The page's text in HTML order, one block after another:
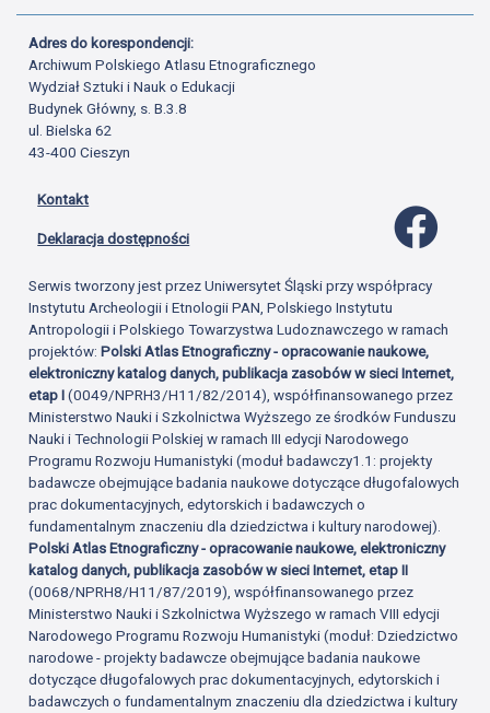
Adres do korespondencji:
Archiwum Polskiego Atlasu Etnograficznego
Wydział Sztuki i Nauk o Edukacji
Budynek Główny, s. B.3.8
ul. Bielska 62
43-400 Cieszyn
Kontakt
Deklaracja dostępności
Serwis tworzony jest przez Uniwersytet Śląski przy współpracy
Instytutu Archeologii i Etnologii PAN, Polskiego Instytutu
Antropologii i Polskiego Towarzystwa Ludoznawczego w ramach
projektów:Polski Atlas Etnograficzny - opracowanie naukowe,
elektroniczny katalog danych, publikacja zasobów w sieci Internet,
etap I(0049/NPRH3/H11/82/2014), współfinansowanego przez
Ministerstwo Nauki i Szkolnictwa Wyższego ze środków Funduszu
Nauki i Technologii Polskiej w ramach III edycji Narodowego
Programu Rozwoju Humanistyki (moduł badawczy1.1: projekty
badawcze obejmujące badania naukowe dotyczące długofalowych
prac dokumentacyjnych, edytorskich i badawczych o
fundamentalnym znaczeniu dla dziedzictwa i kultury narodowej).
Polski Atlas Etnograficzny - opracowanie naukowe, elektroniczny
katalog danych, publikacja zasobów w sieci Internet, etap II
(0068/NPRH8/H11/87/2019), współfinansowanego przez
Ministerstwo Nauki i Szkolnictwa Wyższego w ramach VIII edycji
Narodowego Programu Rozwoju Humanistyki (moduł: Dziedzictwo
narodowe - projekty badawcze obejmujące badania naukowe
dotyczące długofalowych prac dokumentacyjnych, edytorskich i
badawczych o fundamentalnym znaczeniu dla dziedzictwa i kultury